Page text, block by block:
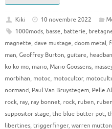
Kiki 10 novembre 2022
1000mods, basse, batterie,
magnette, dave mustage, doom metal,
man, Geoffrey Burton, guitare,
ko ko mo, mario, Mario Goossens,
morbihan, motoc, motocultor,
normand, Paul Van Bruystegem, Pelle
rock, ray, ray bonnet, rock, ruben,
suppositor stage, the blue butter pot,
libertines, triggerfinger, warren mutton